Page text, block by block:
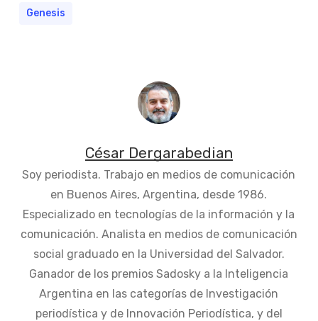
Genesis
César Dergarabedian
Soy periodista. Trabajo en medios de comunicación
en Buenos Aires, Argentina, desde 1986.
Especializado en tecnologías de la información y la
comunicación. Analista en medios de comunicación
social graduado en la Universidad del Salvador.
Ganador de los premios Sadosky a la Inteligencia
Argentina en las categorías de Investigación
periodística y de Innovación Periodística, y del